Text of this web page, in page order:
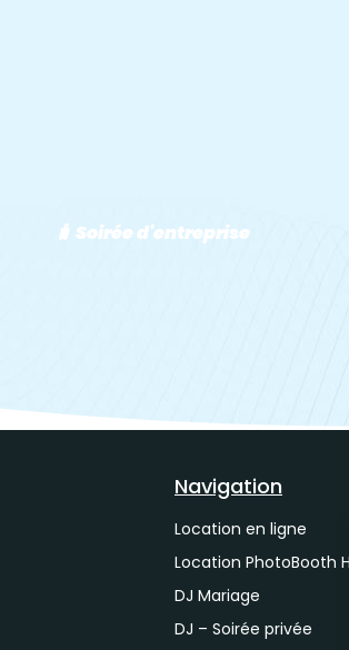
🧳 Soirée d'entreprise
Navigation
Location en ligne
Location PhotoBooth
DJ Mariage
DJ – Soirée privée